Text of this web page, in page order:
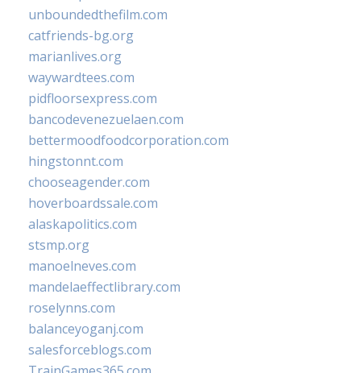
unboundedthefilm.com
catfriends-bg.org
marianlives.org
waywardtees.com
pidfloorsexpress.com
bancodevenezuelaen.com
bettermoodfoodcorporation.com
hingstonnt.com
chooseagender.com
hoverboardssale.com
alaskapolitics.com
stsmp.org
manoelneves.com
mandelaeffectlibrary.com
roselynns.com
balanceyoganj.com
salesforceblogs.com